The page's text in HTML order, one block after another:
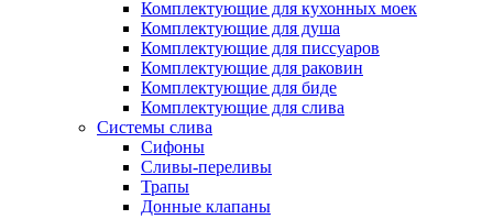
Комплектующие для кухонных моек
Комплектующие для душа
Комплектующие для писсуаров
Комплектующие для раковин
Комплектующие для биде
Комплектующие для слива
Системы слива
Сифоны
Сливы-переливы
Трапы
Донные клапаны